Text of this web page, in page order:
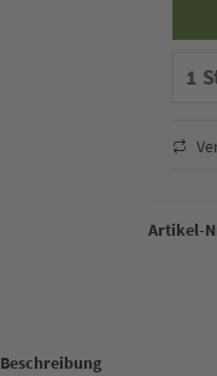
Artikel-
Beschreibung